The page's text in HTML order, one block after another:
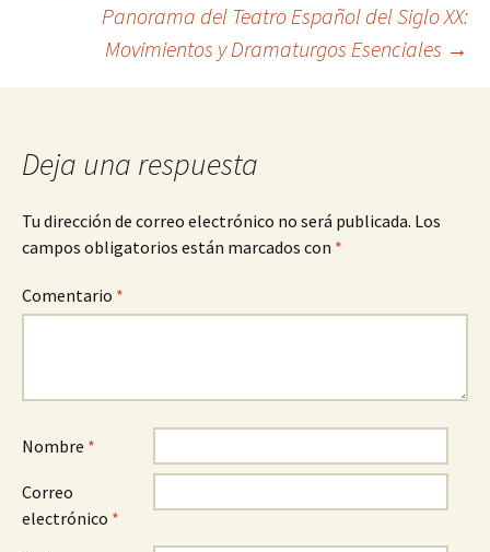
entradas
Panorama del Teatro Español del Siglo XX:
Movimientos y Dramaturgos Esenciales →
Deja una respuesta
Tu dirección de correo electrónico no será publicada. Los
campos obligatorios están marcados con *
Comentario *
Nombre *
Correo
electrónico *